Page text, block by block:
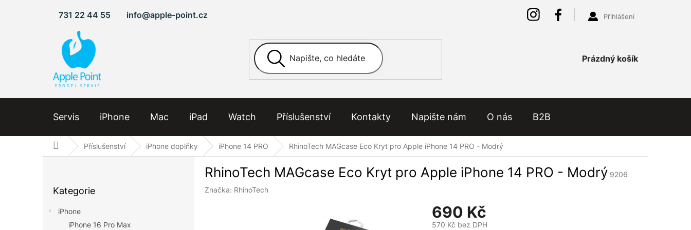
731 22 44 55 info@apple-point.cz Přihlášení
Nákupní
košík
Prázdný košík
Servis iPhone Mac iPad Watch Příslušenství Kontakty Napište nám O nás B2B
Domů Příslušenství iPhone doplňky iPhone 14 PRO RhinoTech MAGcase Eco Kryt pro Apple iPhone 14 PRO - Modrý
kategorie
Kategorie
iPhone
iPhone 16 Pro Max
RhinoTech MAGcase Eco Kryt pro Apple iPhone 14 PRO - Modrý 9206
Značka: RhinoTech
690 Kč
570 Kč bez DPH